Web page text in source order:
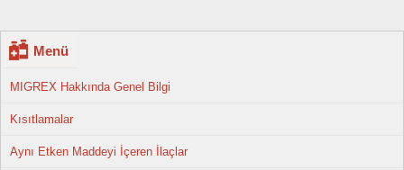
Menü
MIGREX Hakkında Genel Bilgi
Kısıtlamalar
Aynı Etken Maddeyi İçeren İlaçlar